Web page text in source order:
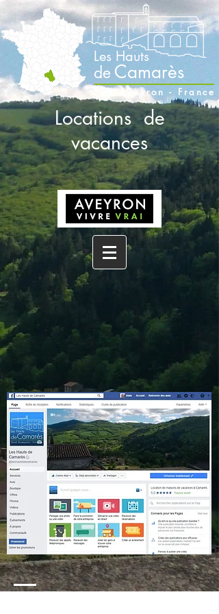
Les Hauts
de Camarès
Sud Aveyron - France
Locations de
vacances